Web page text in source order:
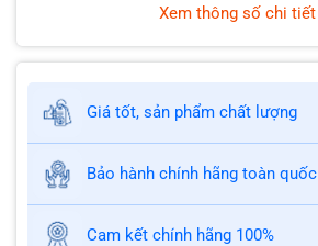
Xem thông số chi tiết
Giá tốt, sản phẩm chất lượng
Bảo hành chính hãng toàn quốc
Cam kết chính hãng 100%